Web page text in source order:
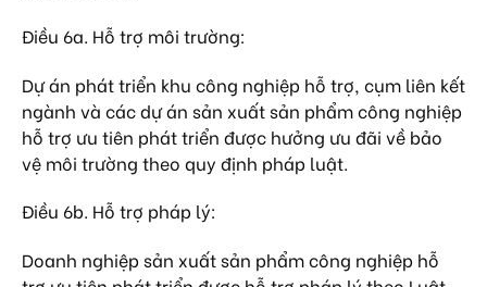
Điều 6a. Hỗ trợ môi trường:
Dự án phát triển khu công nghiệp hỗ trợ, cụm liên kết
ngành và các dự án sản xuất sản phẩm công nghiệp
hỗ trợ ưu tiên phát triển được hưởng ưu đãi về bảo
vệ môi trường theo quy định pháp luật.
Điều 6b. Hỗ trợ pháp lý:
Doanh nghiệp sản xuất sản phẩm công nghiệp hỗ